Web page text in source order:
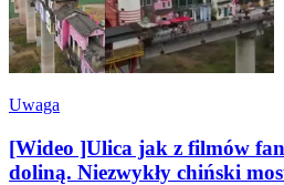
Uwaga
[Wideo ]Ulica jak z filmów
doliną. Niezwykły chiński